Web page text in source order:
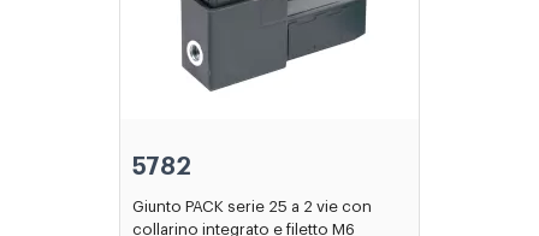
5782
Giunto PACK serie 25 a 2 vie con
collarino integrato e filetto M6